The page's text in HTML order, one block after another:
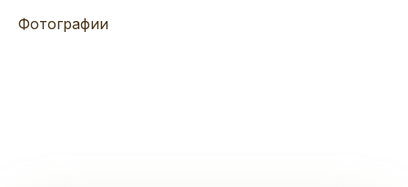
Фотографии